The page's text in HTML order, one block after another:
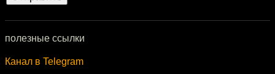
полезные ссылки
Канал в Telegram